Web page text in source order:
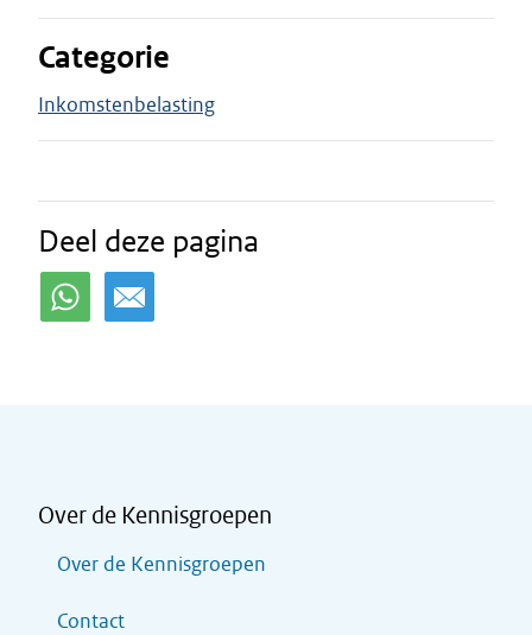
Categorie
Inkomstenbelasting
Deel deze pagina
Over de Kennisgroepen
Over de Kennisgroepen
Contact